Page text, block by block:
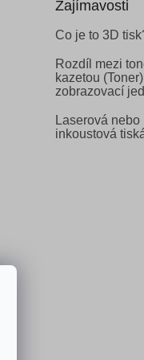
Zajímavosti
Co je to 3D
Rozdíl mezi
kazetou
zobrazovací
Laserová nebo
inkoustová